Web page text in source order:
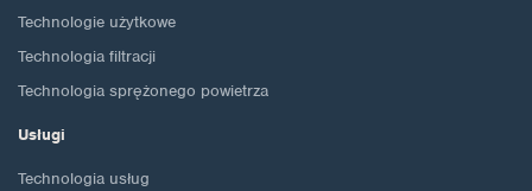
Technologie użytkowe
Technologia filtracji
Technologia sprężonego powietrza
Usługi
Technologia usług